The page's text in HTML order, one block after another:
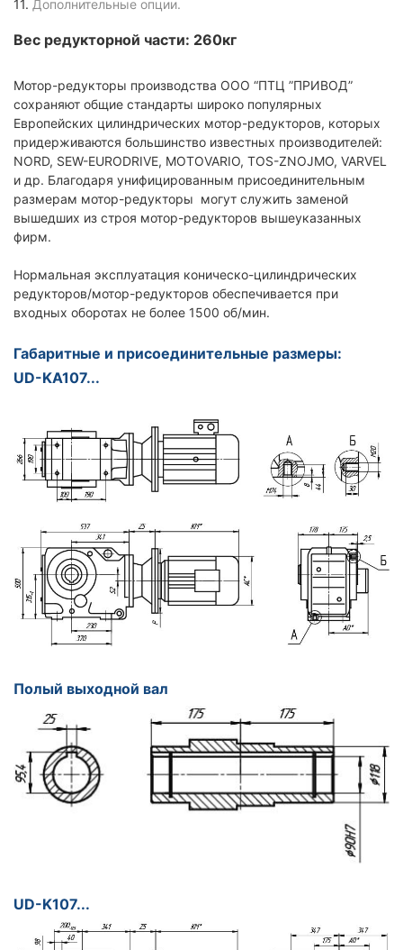
11. Дополнительные опции.
Вес редукторной части: 260кг
Мотор-редукторы производства ООО “ПТЦ ”ПРИВОД”
сохраняют общие стандарты широко популярных
Европейских цилиндрических мотор-редукторов, которых
придерживаются большинство известных производителей:
NORD, SEW-EURODRIVE, MOTOVARIO, TOS-ZNOJMO, VARVEL
и др. Благодаря унифицированным присоединительным
размерам мотор-редукторы могут служить заменой
вышедших из строя мотор-редукторов вышеуказанных
фирм.
Нормальная эксплуатация коническо-цилиндрических
редукторов/мотор-редукторов обеспечивается при
входных оборотах не более 1500 об/мин.
Габаритные и присоединительные размеры:
UD-KA107...
Полый выходной вал
UD-K107...